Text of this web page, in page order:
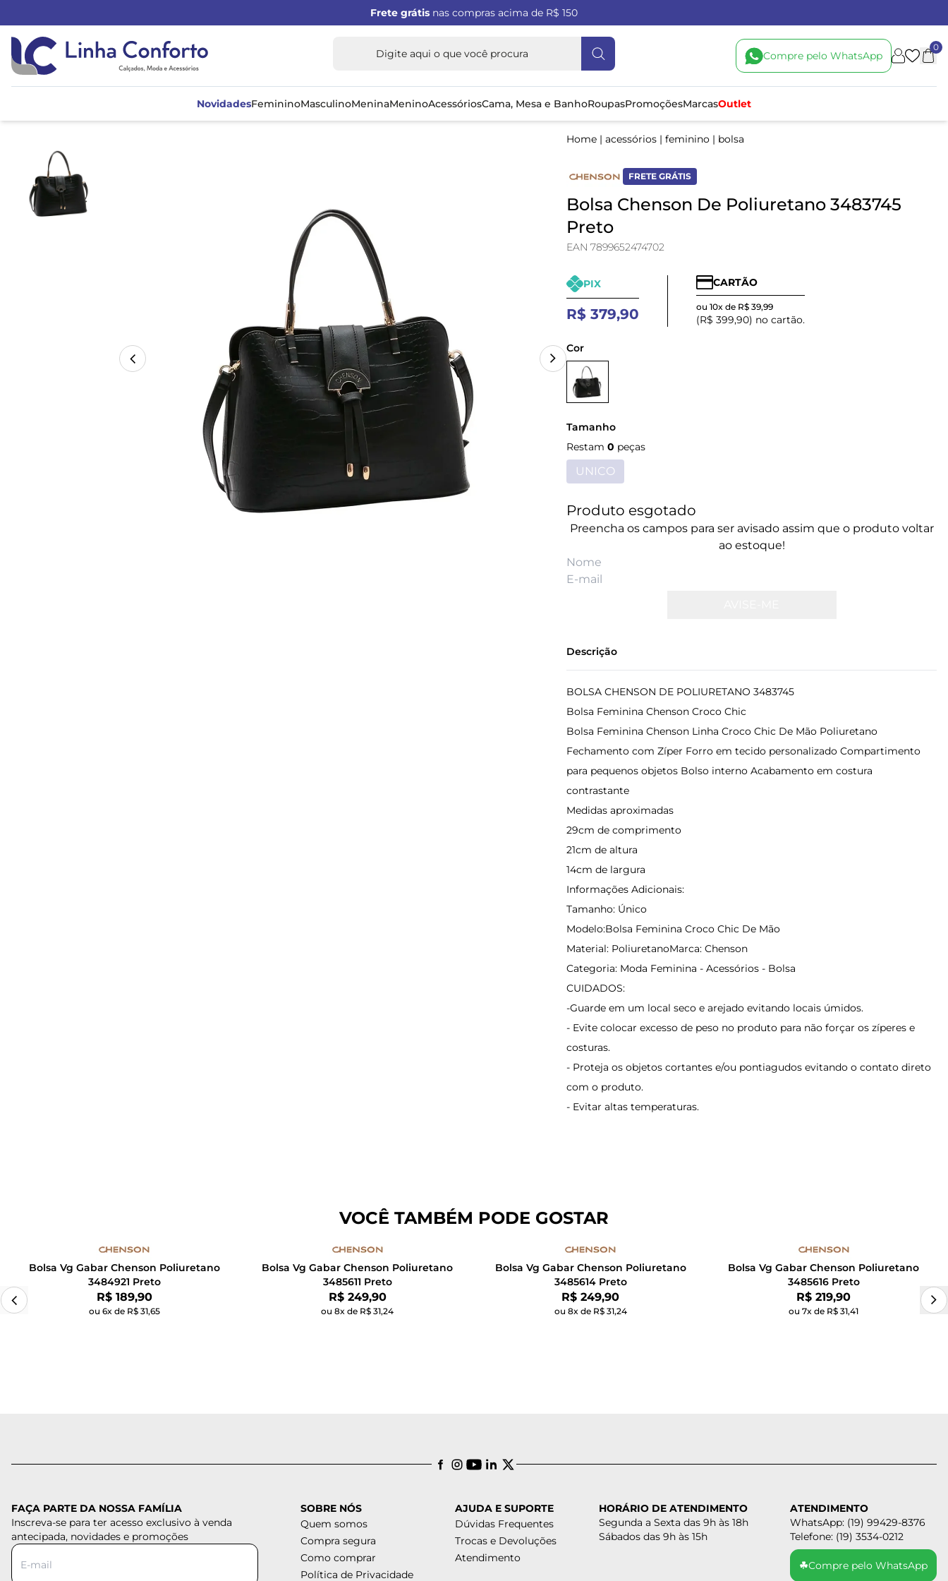
Frete grátis nas compras acima de R$ 150
Linha
Compre pelo WhatsApp
0
NovidadesFemininoMasculinoMeninaMeninoAcessóriosCama, Mesa e BanhoRoupasPromoçõesMarcasOutlet
Home |acessórios |feminino | bolsa
FRETE GRÁTIS
Bolsa Chenson De Poliuretano 3483745
Preto
EAN 7899652474702
PIX
R$ 379,90
CARTÃO
ou 10x de R$ 39,99
(R$ 399,90) no cartão.
Cor
Tamanho
Restam0 peças
UNICO
Produto esgotado
Preencha os campos para ser avisado assim que o produto voltar
ao estoque!
Descrição
BOLSA CHENSON DE POLIURETANO 3483745
Bolsa Feminina Chenson Croco Chic
Bolsa Feminina Chenson Linha Croco Chic De Mão Poliuretano
Fechamento com Zíper Forro em tecido personalizado Compartimento
para pequenos objetos Bolso interno Acabamento em costura
contrastante
Medidas aproximadas
29cm de comprimento
21cm de altura
14cm de largura
Informações Adicionais:
Tamanho: Único
Modelo:Bolsa Feminina Croco Chic De Mão
Material: PoliuretanoMarca: Chenson
Categoria: Moda Feminina - Acessórios - Bolsa
CUIDADOS:
-Guarde em um local seco e arejado evitando locais úmidos.
- Evite colocar excesso de peso no produto para não forçar os zíperes e
costuras.
- Proteja os objetos cortantes e/ou pontiagudos evitando o contato direto
com o produto.
- Evitar altas temperaturas.
VOCÊ TAMBÉM PODE GOSTAR
Bolsa Vg Gabar Chenson Poliuretano
3484921 Preto
Por:
R$ 189,90
ou 6x de R$ 31,65
Bolsa Vg Gabar Chenson Poliuretano
3485611 Preto
Por:
R$ 249,90
ou 8x de R$ 31,24
Bolsa Vg Gabar Chenson Poliuretano
3485614 Preto
Por:
R$ 249,90
ou 8x de R$ 31,24
Bolsa Vg Gabar Chenson Poliuretano
3485616 Preto
Por:
R$ 219,90
ou 7x de R$ 31,41
FAÇA PARTE DA NOSSA FAMÍLIA
Inscreva-se para ter acesso exclusivo à venda
antecipada, novidades e promoções
SOBRE NÓS
Quem somos
Compra segura
Como comprar
Política de Privacidade
AJUDA E SUPORTE
Dúvidas Frequentes
Trocas e Devoluções
Atendimento
HORÁRIO DE ATENDIMENTO
Segunda a Sexta das 9h às 18h
Sábados das 9h às 15h
ATENDIMENTO
WhatsApp: (19) 99429-8376
Telefone: (19) 3534-0212
☘Compre pelo WhatsApp